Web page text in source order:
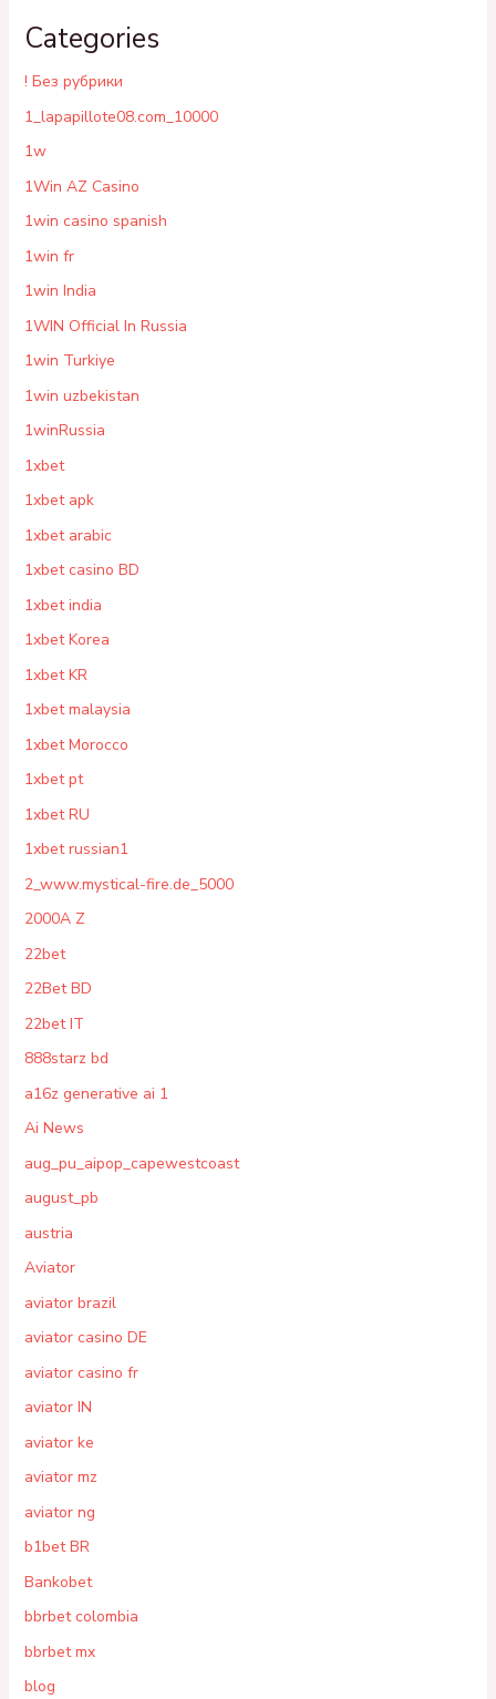
Categories
! Без рубрики
1_lapapillote08.com_10000
1w
1Win AZ Casino
1win casino spanish
1win fr
1win India
1WIN Official In Russia
1win Turkiye
1win uzbekistan
1winRussia
1xbet
1xbet apk
1xbet arabic
1xbet casino BD
1xbet india
1xbet Korea
1xbet KR
1xbet malaysia
1xbet Morocco
1xbet pt
1xbet RU
1xbet russian1
2_www.mystical-fire.de_5000
2000A Z
22bet
22Bet BD
22bet IT
888starz bd
a16z generative ai 1
Ai News
aug_pu_aipop_capewestcoast
august_pb
austria
Aviator
aviator brazil
aviator casino DE
aviator casino fr
aviator IN
aviator ke
aviator mz
aviator ng
b1bet BR
Bankobet
bbrbet colombia
bbrbet mx
blog